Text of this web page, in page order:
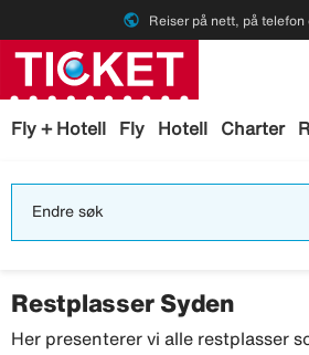
public Reiser på nett, på telefon
Fly + Hotell Fly Hotell Charter
Endre søk
Restplasser Syden
Her presenterer vi alle restplasser